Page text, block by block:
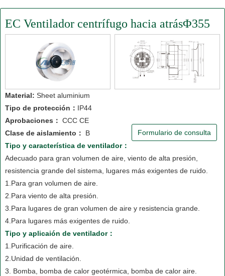
EC Ventilador centrífugo hacia atrásΦ355
Formulario de consulta
Material: Sheet aluminium
Tipo de protección： IP44
Aprobaciones： CCC CE
Clase de aislamiento：
B
Tipo y característica de ventilador：
Adecuado para gran volumen de aire, viento de alta presión,
resistencia grande del sistema, lugares más exigentes de ruido.
1.Para gran volumen de aire.
2.Para viento de alta presión.
3.Para lugares de gran volumen de aire y resistencia grande.
4.Para lugares más exigentes de ruido.
Tipo y aplicaión de ventilador：
1.Purificación de aire.
2.Unidad de ventilación.
3. Bomba, bomba de calor geotérmica, bomba de calor aire.